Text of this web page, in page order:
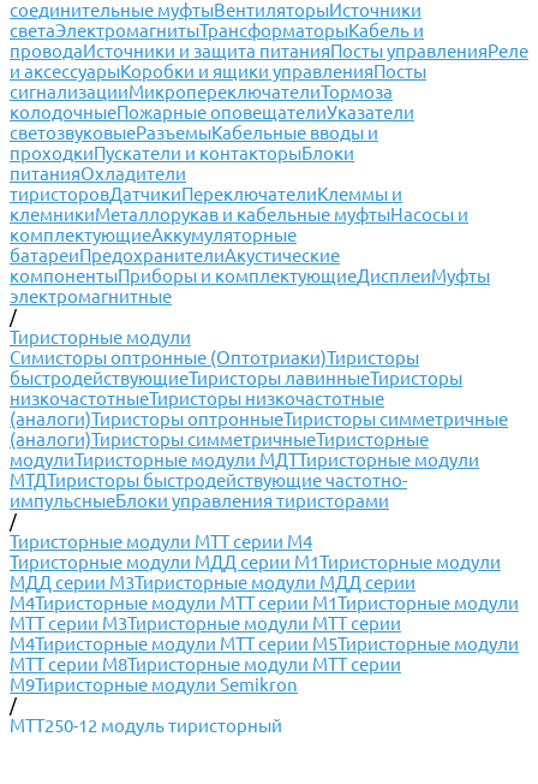
соединительные муфтыВентиляторыИсточники
светаЭлектромагнитыТрансформаторыКабель и
проводаИсточники и защита питанияПосты управленияРеле
и аксессуарыКоробки и ящики управленияПосты
сигнализацииМикропереключателиТормоза
колодочныеПожарные оповещателиУказатели
светозвуковыеРазъемыКабельные вводы и
проходкиПускатели и контакторыБлоки
питанияОхладители
тиристоровДатчикиПереключателиКлеммы и
клемникиМеталлорукав и кабельные муфтыНасосы и
комплектующиеАккумуляторные
батареиПредохранителиАкустические
компонентыПриборы и комплектующиеДисплеиМуфты
электромагнитные
/
Тиристорные модули
Симисторы оптронные (Оптотриаки)Тиристоры
быстродействующиеТиристоры лавинныеТиристоры
низкочастотныеТиристоры низкочастотные
(аналоги)Тиристоры оптронныеТиристоры симметричные
(аналоги)Тиристоры симметричныеТиристорные
модулиТиристорные модули МДТТиристорные модули
МТДТиристоры быстродействующие частотно-
импульсныеБлоки управления тиристорами
/
Тиристорные модули МТТ серии М4
Тиристорные модули МДД серии М1Тиристорные модули
МДД серии М3Тиристорные модули МДД серии
М4Тиристорные модули МТТ серии М1Тиристорные модули
МТТ серии М3Тиристорные модули МТТ серии
М4Тиристорные модули МТТ серии М5Тиристорные модули
МТТ серии М8Тиристорные модули МТТ серии
М9Тиристорные модули Semikron
/
МТТ250-12 модуль тиристорный